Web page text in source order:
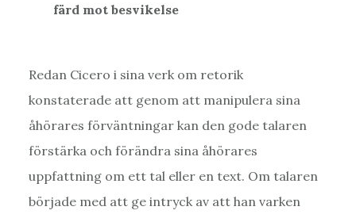
färd mot besvikelse
Redan Cicero i sina verk om retorik
konstaterade att genom att manipulera sina
åhörares förväntningar kan den gode talaren
förstärka och förändra sina åhörares
uppfattning om ett tal eller en text. Om talaren
började med att ge intryck av att han varken